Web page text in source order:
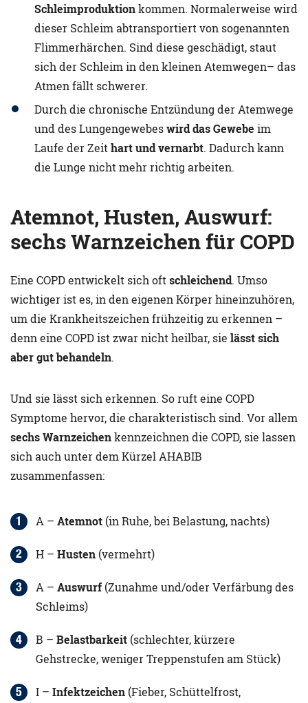
Schleimproduktionkommen. Normalerweise wird
dieser Schleim abtransportiert von sogenannten
Flimmerhärchen. Sind diese geschädigt, staut
sich der Schleim in den kleinen Atemwegen– das
Atmen fällt schwerer.
Durch die chronische Entzündung der Atemwege
und des Lungengewebeswird das Gewebe im
Laufe der Zeit hart und vernarbt. Dadurch kann
die Lunge nicht mehr richtig arbeiten.
Atemnot, Husten, Auswurf:
sechs Warnzeichen für COPD
Eine COPD entwickelt sich oft schleichend. Umso
wichtiger ist es, in den eigenen Körper hineinzuhören,
um die Krankheitszeichen frühzeitig zu erkennen –
denn eine COPD ist zwar nicht heilbar, sie lässt sich
aber gut behandeln.
Und sie lässt sich erkennen. So ruft eine COPD
Symptome hervor, die charakteristisch sind. Vor allem
sechs Warnzeichenkennzeichnen die COPD, sie lassen
sich auch unter dem Kürzel AHABIB
zusammenfassen:
A – Atemnot (in Ruhe, bei Belastung, nachts)
H – Husten (vermehrt)
A – Auswurf (Zunahme und/oder Verfärbung des
Schleims)
B – Belastbarkeit (schlechter, kürzere
Gehstrecke, weniger Treppenstufen am Stück)
I – Infektzeichen (Fieber, Schüttelfrost,